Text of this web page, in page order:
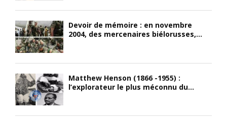
Devoir de mémoire : en novembre
2004, des mercenaires biélorusses,...
Matthew Henson (1866 -1955) :
l’explorateur le plus méconnu du...